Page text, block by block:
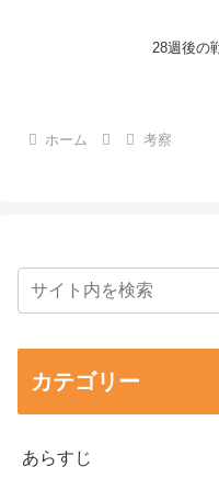
28週後の
ホーム 考察
カテゴリー
あらすじ